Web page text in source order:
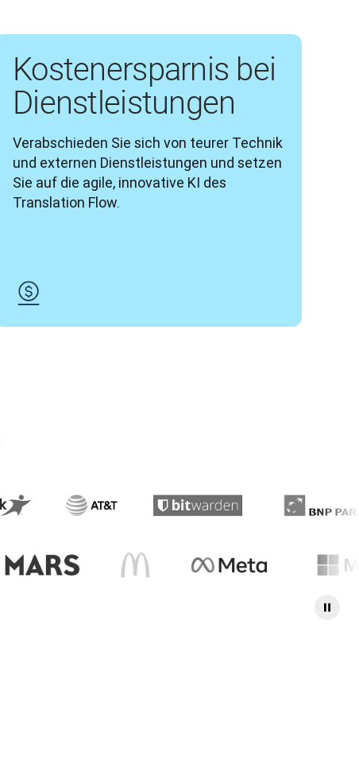
Kostenersparnis bei
Dienstleistungen
Verabschieden Sie sich von teurer Technik
und externen Dienstleistungen und setzen
Sie auf die agile, innovative KI des
Translation Flow.